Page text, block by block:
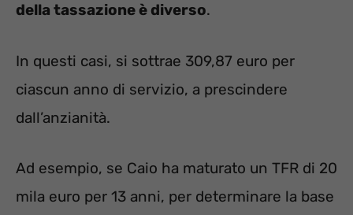
della tassazione è diverso.
In questi casi, si sottrae 309,87 euro per
ciascun anno di servizio, a prescindere
dall’anzianità.
Ad esempio, se Caio ha maturato un TFR di 20
mila euro per 13 anni, per determinare la base